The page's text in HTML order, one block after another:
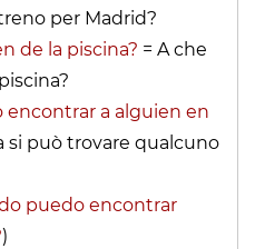
per Madrid?
de la piscina? = A che
encontrar a alguien en
si può trovare qualcuno
puedo encontrar
)